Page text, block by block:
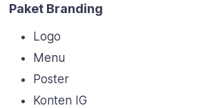
Paket Branding
Logo
Menu
Poster
Konten IG